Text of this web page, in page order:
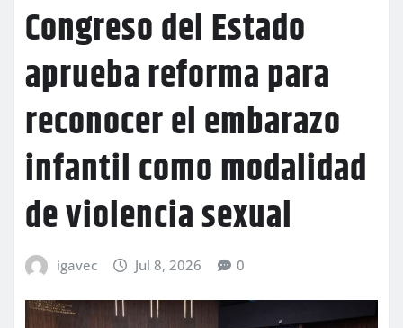
Congreso del Estado
aprueba reforma para
reconocer el embarazo
infantil como modalidad
de violencia sexual
igavec Jul 8, 2026 0